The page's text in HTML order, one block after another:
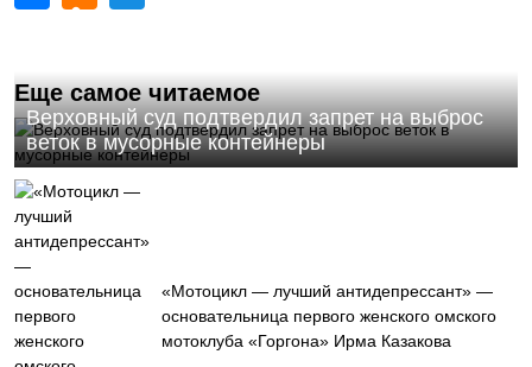
Еще самое читаемое
Верховный суд подтвердил запрет на выброс
веток в мусорные контейнеры
«Мотоцикл — лучший антидепрессант» —
основательница первого женского омского
мотоклуба «Горгона» Ирма Казакова